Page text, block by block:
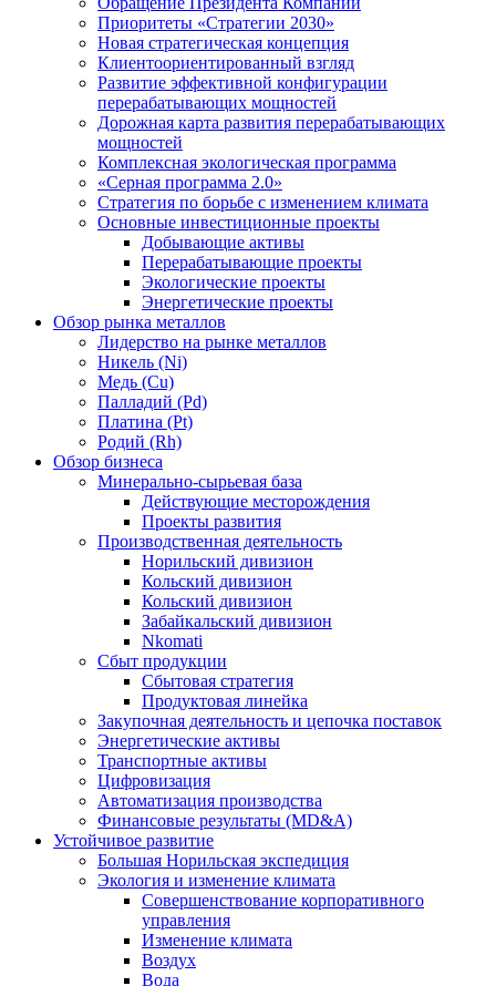
Приоритеты «Стратегии 2030»
Новая стратегическая концепция
Клиентоориентированный взгляд
Развитие эффективной конфигурации
перерабатывающих мощностей
Дорожная карта развития перерабатывающих
мощностей
Комплексная экологическая программа
«Серная программа 2.0»
Стратегия по борьбе с изменением климата
Основные инвестиционные проекты
Добывающие активы
Перерабатывающие проекты
Экологические проекты
Энергетические проекты
Обзор рынка металлов
Лидерство на рынке металлов
Никель (Ni)
Медь (Cu)
Палладий (Pd)
Платина (Pt)
Родий (Rh)
Обзор бизнеса
Минерально-сырьевая база
Действующие месторождения
Проекты развития
Производственная деятельность
Норильский дивизион
Кольский дивизион
Кольский дивизион
Забайкальский дивизион
Nkomati
Сбыт продукции
Сбытовая стратегия
Продуктовая линейка
Закупочная деятельность и цепочка поставок
Энергетические активы
Транспортные активы
Цифровизация
Автоматизация производства
Финансовые результаты (MD&A)
Устойчивое развитие
Большая Норильская экспедиция
Экология и изменение климата
Совершенствование корпоративного
управления
Изменение климата
Воздух
Вода